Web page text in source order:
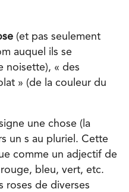
(et pas seulement
auquel ils se
noisette), « des
» (de la couleur du
une chose (la
un s au pluriel. Cette
comme un adjectif de
bleu, vert, etc.
roses de diverses